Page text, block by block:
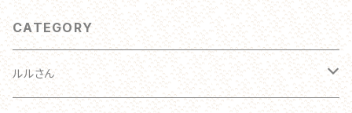
CATEGORY
ルルさん